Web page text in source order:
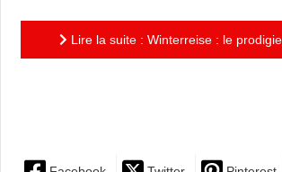
Lire la suite : Winterreise : le